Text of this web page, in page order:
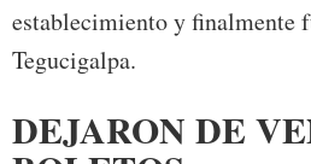
establecimiento y finalmente
Tegucigalpa.
DEJARON DE